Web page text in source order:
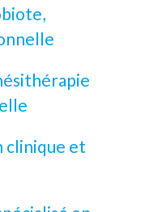
clinique et